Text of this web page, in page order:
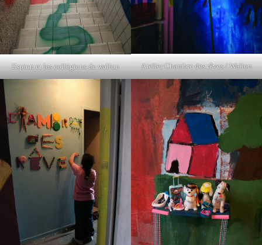
Espion et les collégiens de wallon Atelier Chambre des rêves / Wallon